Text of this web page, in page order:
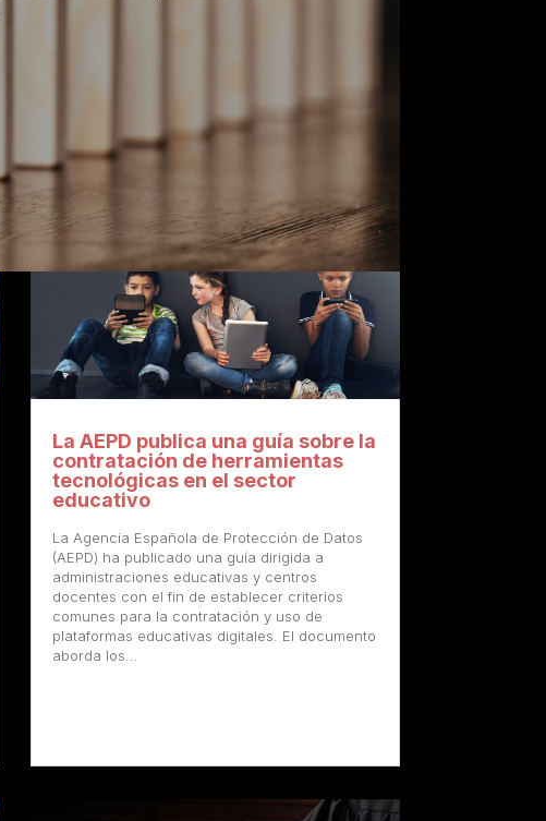
La AEPD publica una guía sobre la
contratación de herramientas
tecnológicas en el sector
educativo
La Agencia Española de Protección de Datos
(AEPD) ha publicado una guía dirigida a
administraciones educativas y centros
docentes con el fin de establecer criterios
comunes para la contratación y uso de
plataformas educativas digitales. El documento
aborda los…